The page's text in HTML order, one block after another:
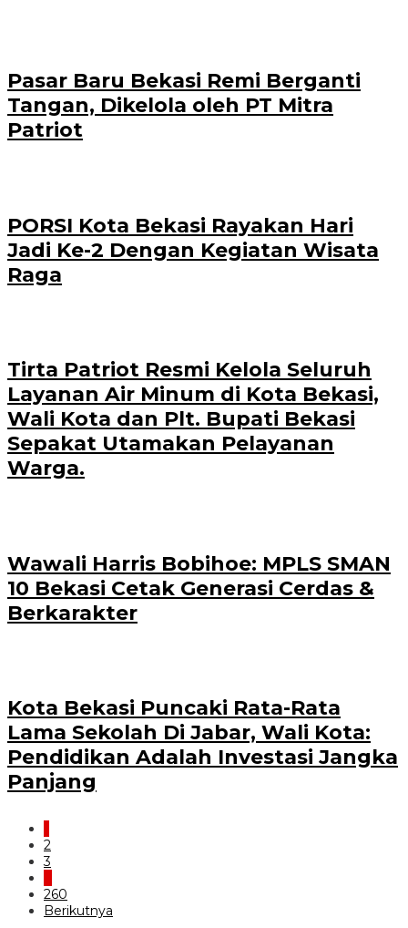
Pasar Baru Bekasi Remi Berganti
Tangan, Dikelola oleh PT Mitra
Patriot
PORSI Kota Bekasi Rayakan Hari
Jadi Ke-2 Dengan Kegiatan Wisata
Raga
Tirta Patriot Resmi Kelola Seluruh
Layanan Air Minum di Kota Bekasi,
Wali Kota dan Plt. Bupati Bekasi
Sepakat Utamakan Pelayanan
Warga.
Wawali Harris Bobihoe: MPLS SMAN
10 Bekasi Cetak Generasi Cerdas &
Berkarakter
Kota Bekasi Puncaki Rata-Rata
Lama Sekolah Di Jabar, Wali Kota:
Pendidikan Adalah Investasi Jangka
Panjang
2
3
260
Berikutnya